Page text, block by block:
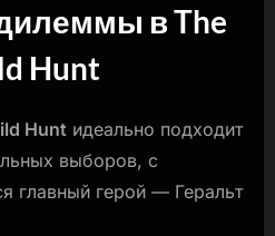
в The
Hunt
Hunt идеально подходит
выборов, с
главный герой — Геральт